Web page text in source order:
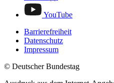
YouTube
Barrierefreiheit
Datenschutz
Impressum
© Deutscher Bundestag